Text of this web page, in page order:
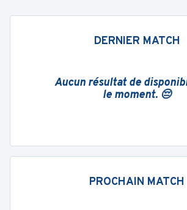
DERNIER MATCH
Aucun résultat de
le moment. 😔
PROCHAIN MATCH